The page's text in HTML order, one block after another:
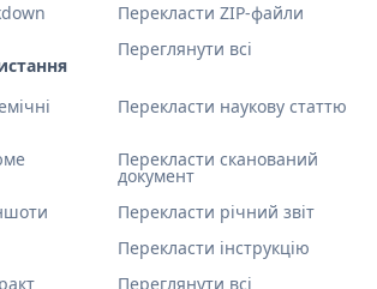
Перекласти наукову статтю
Перекласти сканований
документ
Перекласти річний звіт
Перекласти інструкцію
Переглянути всі
Перекласти ZIP-файли
Переглянути всі